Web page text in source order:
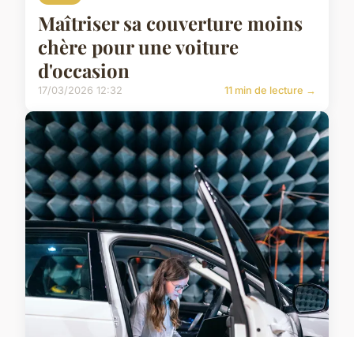
Maîtriser sa couverture moins
chère pour une voiture
d'occasion
17/03/2026 12:32 11 min de lecture →